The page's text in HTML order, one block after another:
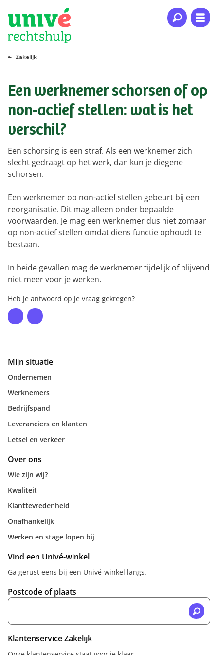
Naar hoofdinhoud
Naar hoofdnavigatie
Naar footer
Zakelijk
Een werknemer schorsen of op
non-actief stellen: wat is het
verschil?
Een schorsing is een straf. Als een werknemer zich
slecht gedraagt op het werk, dan kun je diegene
schorsen.
Een werknemer op non-actief stellen gebeurt bij een
reorganisatie. Dit mag alleen onder bepaalde
voorwaarden. Je mag een werknemer dus niet zomaar
op non-actief stellen omdat diens functie ophoudt te
bestaan.
In beide gevallen mag de werknemer tijdelijk of blijvend
niet meer voor je werken.
Heb je antwoord op je vraag gekregen?
Mijn situatie
Ondernemen
Werknemers
Bedrijfspand
Leveranciers en klanten
Letsel en verkeer
Over ons
Wie zijn wij?
Kwaliteit
Klanttevredenheid
Onafhankelijk
Werken en stage lopen bij
Vind een Univé-winkel
Ga gerust eens bij een Univé-winkel langs.
Postcode of plaats
Klantenservice Zakelijk